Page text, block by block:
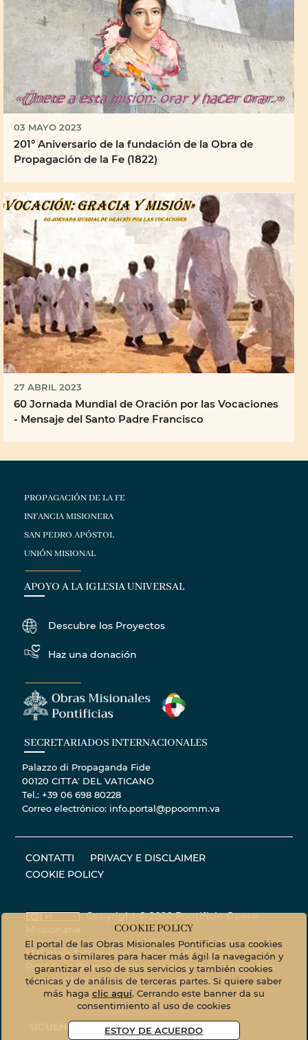
03 MAYO 2023
201° Aniversario de la fundación de la Obra de
Propagación de la Fe (1822)
27 ABRIL 2023
60 Jornada Mundial de Oración por las Vocaciones
- Mensaje del Santo Padre Francisco
PROPAGACIÓN DE LA FE
INFANCIA MISIONERA
SAN PEDRO APÓSTOL
UNIÓN MISIONAL
APOYO A LA IGLESIA UNIVERSAL
Descubre los Proyectos
Haz una donación
SECRETARIADOS INTERNACIONALES
Palazzo di Propaganda Fide
00120 CITTA' DEL VATICANO
Tel.: +39 06 698 80228
Correo electrónico: info.portal@ppoomm.va
CONTATTI
PRIVACY E DISCLAIMER
COOKIE POLICY
Copyright © 2020 Pontificie Opere
Materiale fotografico - Tutti i diritti riservati. ©
Pontificie Opere Missionarie © Servizio fotografico
Vatican Mediaphoto.vaticanmedia.va
SÍGUENOS EN
COOKIE POLICY
El portal de las Obras Misionales Pontificias usa cookies
técnicas o similares para hacer más ágil la navegación y
garantizar el uso de sus servicios y también cookies
técnicas y de análisis de terceras partes. Si quiere saber
más haga clic aquí. Cerrando este banner da su
consentimiento al uso de cookies
ESTOY DE ACUERDO